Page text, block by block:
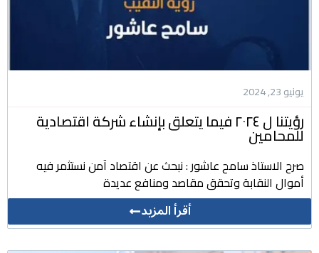
يونيو 23, 2024
رؤيتنا ل ٢٠٢٤ فيما يتعلق بإنشاء شركة اقتصادية
للمحامين
صرح الاستاذ سامح عاشور : نبحث عن اقتصاد آمن نستثمر فيه
أموال النقابة وتحقق مقاصد ومنافع عديدة
أقرأ المزيد